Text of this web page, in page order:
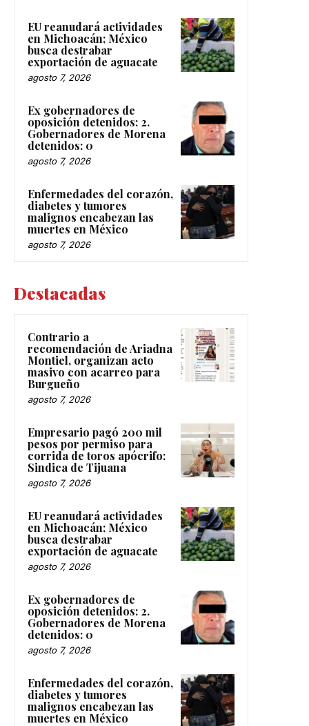
EU reanudará actividades
en Michoacán; México
busca destrabar
exportación de aguacate
agosto 7, 2026
Ex gobernadores de
oposición detenidos: 2.
Gobernadores de Morena
detenidos: 0
agosto 7, 2026
Enfermedades del corazón,
diabetes y tumores
malignos encabezan las
muertes en México
agosto 7, 2026
Destacadas
Contrario a
recomendación de Ariadna
Montiel, organizan acto
masivo con acarreo para
Burgueño
agosto 7, 2026
Empresario pagó 200 mil
pesos por permiso para
corrida de toros apócrifo:
Sindica de Tijuana
agosto 7, 2026
EU reanudará actividades
en Michoacán; México
busca destrabar
exportación de aguacate
agosto 7, 2026
Ex gobernadores de
oposición detenidos: 2.
Gobernadores de Morena
detenidos: 0
agosto 7, 2026
Enfermedades del corazón,
diabetes y tumores
malignos encabezan las
muertes en México